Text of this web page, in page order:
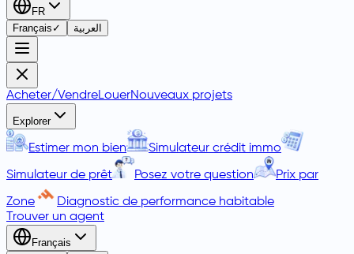
FR
Français ✓ العربية
Acheter/VendreLouerNouveaux projets
Explorer
Estimer mon bien Simulateur crédit immo
Simulateur de prêt Posez votre question Prix par
Zone
Diagnostic de performance habitable
Trouver un agent
Français